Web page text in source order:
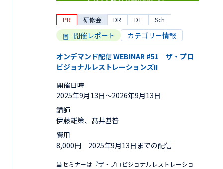
PR 研修会 DR DT Sch
開催レポート カテゴリー情報
オンデマンド配信 WEBINAR #51 ザ・プロ
ビジョナルレストレーションズII
開催日時
2025年9月13日〜2026年9月13日
講師
伊藤雄策、髙井基普
費用
8,000円 2025年9月13日までの配信
当セミナーは『ザ・プロビジョナルレストレーショ